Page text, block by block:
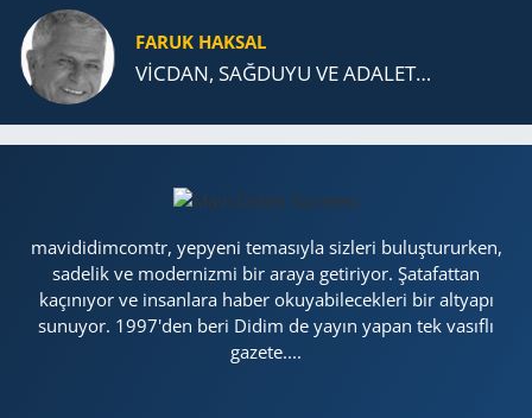
FARUK HAKSAL
VİCDAN, SAĞ­DU­YU VE ADA­LET…
mavididimcomtr, yepyeni temasıyla sizleri buluştururken,
sadelik ve modernizmi bir araya getiriyor. Şatafattan
kaçınıyor ve insanlara haber okuyabilecekleri bir altyapı
sunuyor. 1997'den beri Didim de yayın yapan tek vasıflı
gazete....